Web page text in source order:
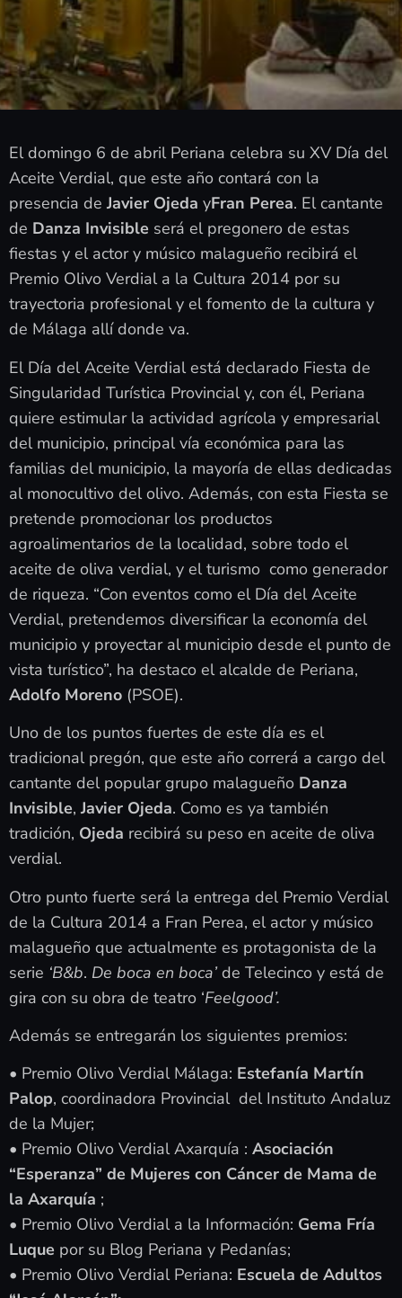
El domingo 6 de abril Periana celebra su XV Día del
Aceite Verdial, que este año contará con la
presencia de Javier Ojeda yFran Perea. El cantante
de Danza Invisible será el pregonero de estas
fiestas y el actor y músico malagueño recibirá el
Premio Olivo Verdial a la Cultura 2014 por su
trayectoria profesional y el fomento de la cultura y
de Málaga allí donde va.
El Día del Aceite Verdial está declarado Fiesta de
Singularidad Turística Provincial y, con él, Periana
quiere estimular la actividad agrícola y empresarial
del municipio, principal vía económica para las
familias del municipio, la mayoría de ellas dedicadas
al monocultivo del olivo. Además, con esta Fiesta se
pretende promocionar los productos
agroalimentarios de la localidad, sobre todo el
aceite de oliva verdial, y el turismo como generador
de riqueza. “Con eventos como el Día del Aceite
Verdial, pretendemos diversificar la economía del
municipio y proyectar al municipio desde el punto de
vista turístico”, ha destaco el alcalde de Periana,
Adolfo Moreno (PSOE).
Uno de los puntos fuertes de este día es el
tradicional pregón, que este año correrá a cargo del
cantante del popular grupo malagueño Danza
Invisible, Javier Ojeda. Como es ya también
tradición, Ojeda recibirá su peso en aceite de oliva
verdial.
Otro punto fuerte será la entrega del Premio Verdial
de la Cultura 2014 a Fran Perea, el actor y músico
malagueño que actualmente es protagonista de la
serie ‘B&b. De boca en boca’de Telecinco y está de
gira con su obra de teatro ‘Feelgood’.
Además se entregarán los siguientes premios:
• Premio Olivo Verdial Málaga: Estefanía Martín
Palop, coordinadora Provincial del Instituto Andaluz
de la Mujer;
• Premio Olivo Verdial Axarquía : Asociación
“Esperanza” de Mujeres con Cáncer de Mama de
la Axarquía ;
• Premio Olivo Verdial a la Información: Gema Fría
Luque por su Blog Periana y Pedanías;
• Premio Olivo Verdial Periana: Escuela de Adultos